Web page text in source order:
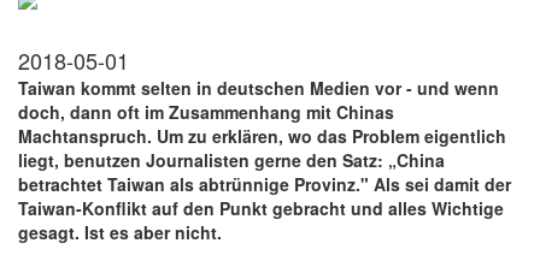
2018-05-01
Taiwan kommt selten in deutschen Medien vor - und wenn
doch, dann oft im Zusammenhang mit Chinas
Machtanspruch. Um zu erklären, wo das Problem eigentlich
liegt, benutzen Journalisten gerne den Satz: „China
betrachtet Taiwan als abtrünnige Provinz." Als sei damit der
Taiwan-Konflikt auf den Punkt gebracht und alles Wichtige
gesagt. Ist es aber nicht.